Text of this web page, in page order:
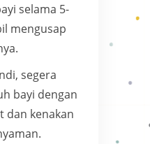
selama 5-
mengusap
segera
bayi dengan
dan kenakan